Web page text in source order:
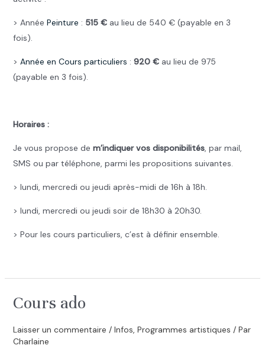
> Année Peinture : 515 €au lieu de 540 € (payable en 3
fois).
> Année en Cours particuliers : 920 € au lieu de 975
(payable en 3 fois).
Horaires :
Je vous propose de m’indiquer vos disponibilités, par mail,
SMS ou par téléphone, parmi les propositions suivantes.
> lundi, mercredi ou jeudi après-midi de 16h à 18h.
> lundi, mercredi ou jeudi soir de 18h30 à 20h30.
> Pour les cours particuliers, c’est à définir ensemble.
Cours ado
Laisser un commentaire / Infos, Programmes artistiques / Par
Charlaine